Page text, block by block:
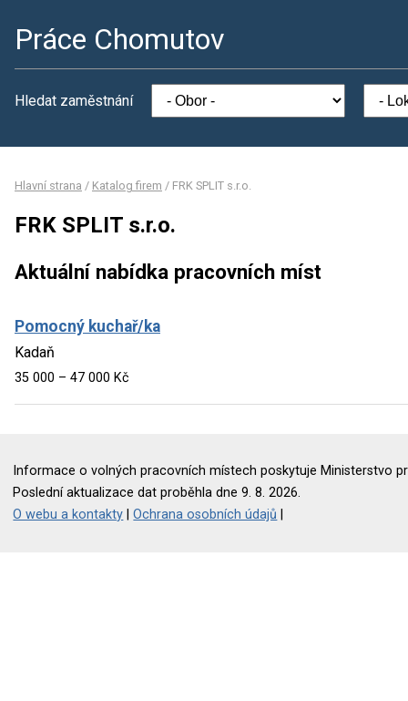
Práce Chomutov
Hledat zaměstnání
Hlavní strana / Katalog firem / FRK SPLIT s.r.o.
FRK SPLIT s.r.o.
Aktuální nabídka pracovních míst
Pomocný kuchař/ka
Kadaň
35 000 – 47 000 Kč
Informace o volných pracovních místech poskytuje Ministerstvo
Poslední aktualizace dat proběhla dne 9. 8. 2026.
O webu a kontakty |Ochrana osobních údajů